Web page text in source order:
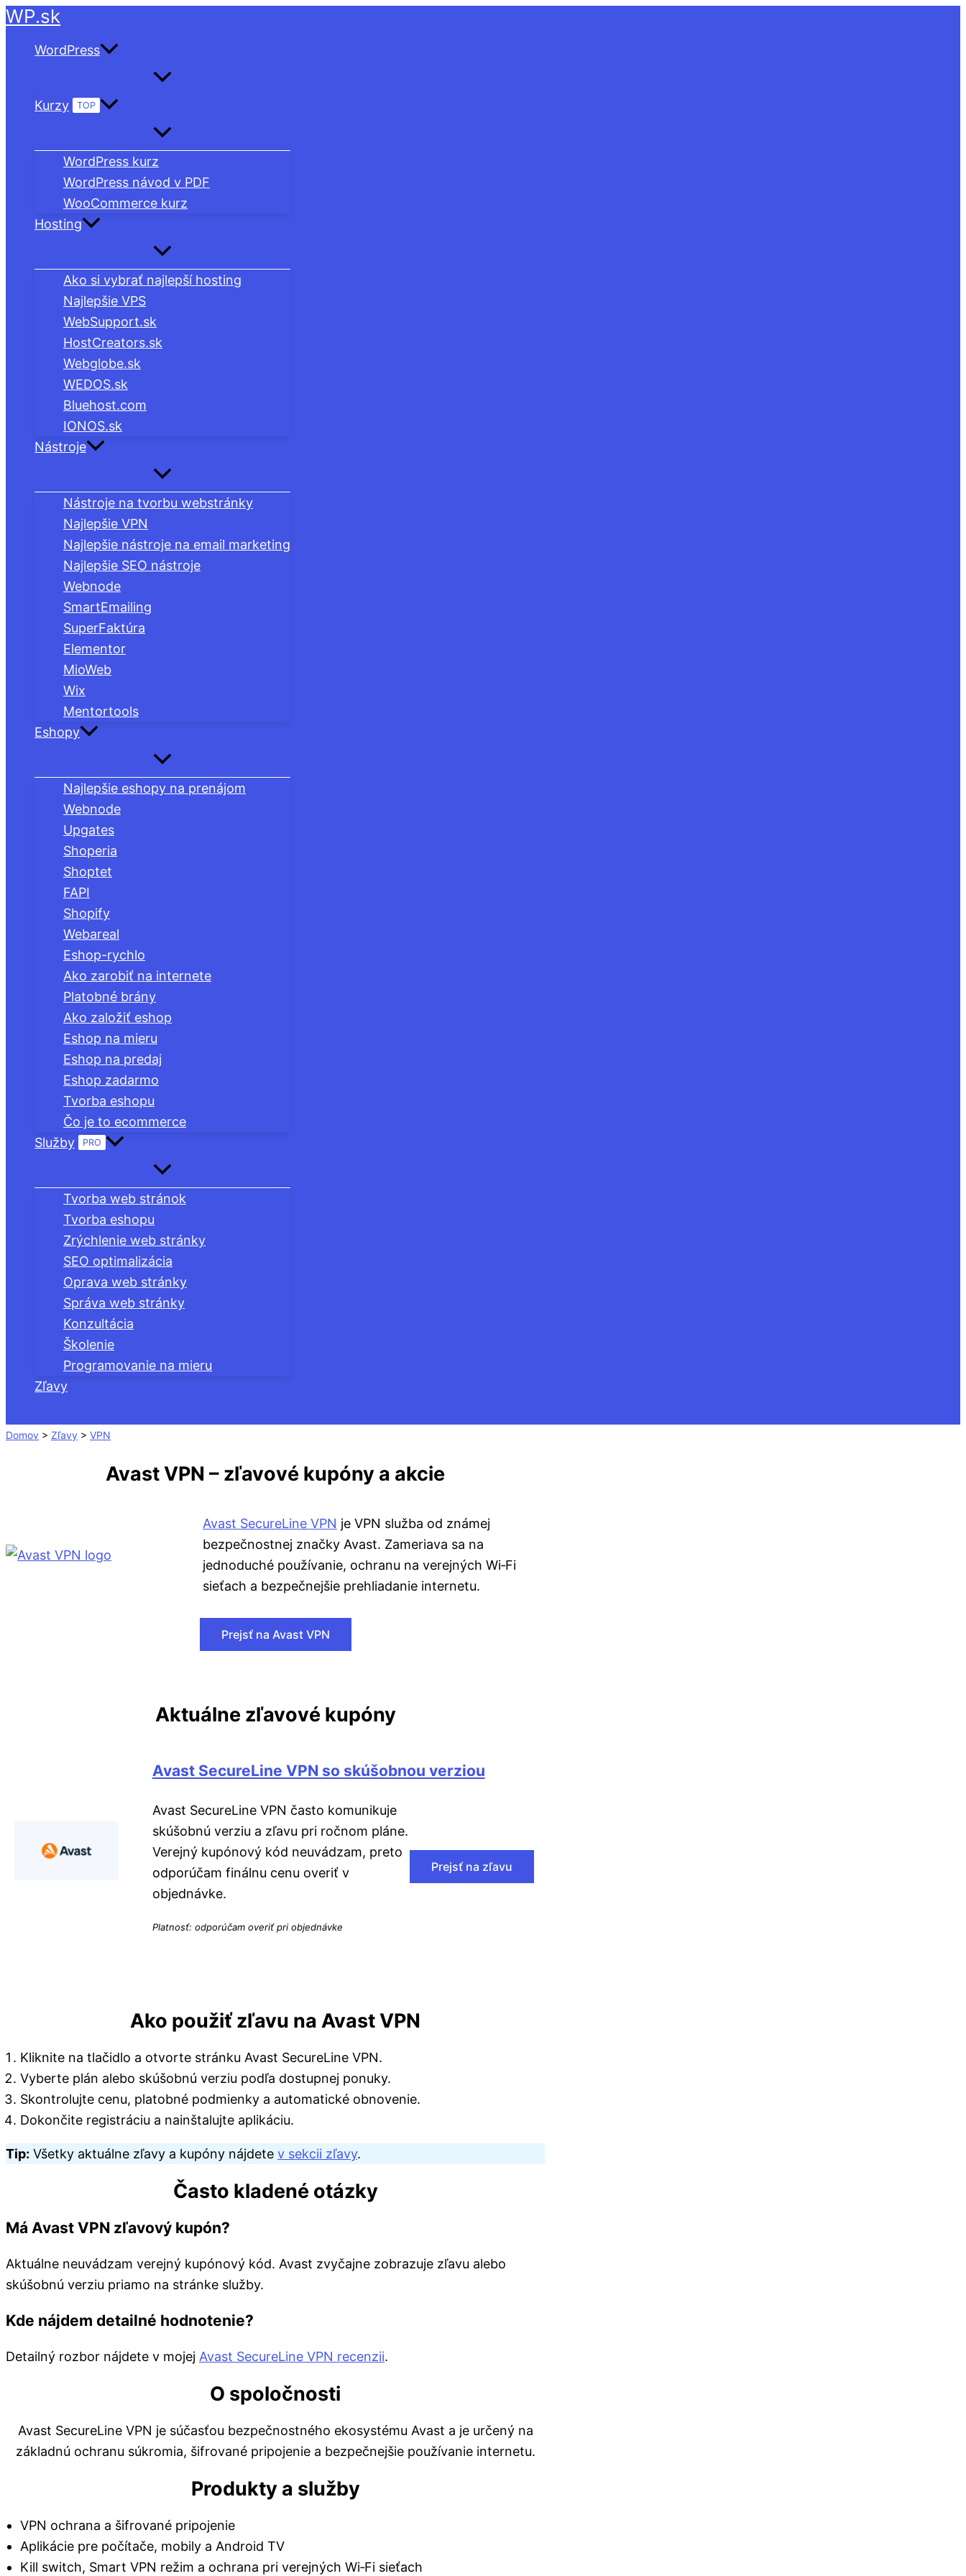
Preskočiť
obsah
WP.sk
WordPress
Kurzy TOP
WordPress kurz
WordPress návod v PDF
WooCommerce kurz
Hosting
Ako si vybrať najlepší hosting
Najlepšie VPS
WebSupport.sk
HostCreators.sk
Webglobe.sk
WEDOS.sk
Bluehost.com
IONOS.sk
Nástroje
Nástroje na tvorbu webstránky
Najlepšie VPN
Najlepšie nástroje na email marketing
Najlepšie SEO nástroje
Webnode
SmartEmailing
SuperFaktúra
Elementor
MioWeb
Wix
Mentortools
Eshopy
Najlepšie eshopy na prenájom
Webnode
Upgates
Shoperia
Shoptet
FAPI
Shopify
Webareal
Eshop-rychlo
Ako zarobiť na internete
Platobné brány
Ako založiť eshop
Eshop na mieru
Eshop na predaj
Eshop zadarmo
Tvorba eshopu
Čo je to ecommerce
Služby
PRO
Tvorba web stránok
Tvorba eshopu
Zrýchlenie web stránky
SEO optimalizácia
Oprava web stránky
Správa web stránky
Konzultácia
Školenie
Programovanie na mieru
Zľavy
Domov > Zľavy > VPN
Avast VPN – zľavové kupóny a akcie
Avast SecureLine VPN je VPN služba od známej
bezpečnostnej značky Avast. Zameriava sa na
jednoduché používanie, ochranu na verejných Wi‑Fi
sieťach a bezpečnejšie prehliadanie internetu.
Prejsť na Avast VPN
Aktuálne zľavové kupóny
Avast SecureLine VPN so skúšobnou verziou
Avast SecureLine VPN často komunikuje
skúšobnú verziu a zľavu pri ročnom pláne.
Verejný kupónový kód neuvádzam, preto
odporúčam finálnu cenu overiť v
objednávke.
Platnosť: odporúčam overiť pri objednávke
Prejsť na zľavu
Ako použiť zľavu na Avast VPN
Kliknite na tlačidlo a otvorte stránku Avast SecureLine VPN.
Vyberte plán alebo skúšobnú verziu podľa dostupnej ponuky.
Skontrolujte cenu, platobné podmienky a automatické obnovenie.
Dokončite registráciu a nainštalujte aplikáciu.
Tip: Všetky aktuálne zľavy a kupóny nájdete v sekcii zľavy.
Často kladené otázky
Má Avast VPN zľavový kupón?
Aktuálne neuvádzam verejný kupónový kód. Avast zvyčajne zobrazuje zľavu alebo
skúšobnú verziu priamo na stránke služby.
Kde nájdem detailné hodnotenie?
Detailný rozbor nájdete v mojej Avast SecureLine VPN recenzii.
O spoločnosti
Avast SecureLine VPN je súčasťou bezpečnostného ekosystému Avast a je určený na
základnú ochranu súkromia, šifrované pripojenie a bezpečnejšie používanie internetu.
Produkty a služby
VPN ochrana a šifrované pripojenie
Aplikácie pre počítače, mobily a Android TV
Kill switch, Smart VPN režim a ochrana pri verejných Wi‑Fi sieťach